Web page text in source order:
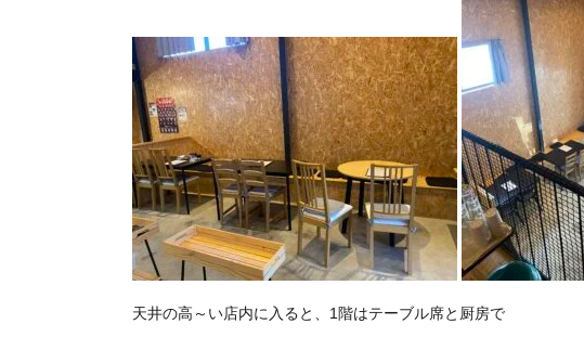
天井の高～い店内に入ると、1階はテーブル席と厨房で